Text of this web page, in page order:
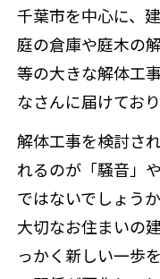
千葉市を中心に、
庭の倉庫や庭木の
等の大きな解体工
なさんに届けており
解体工事を検討さ
れるのが「騒音」
ではないでしょうか
大切なお住まいの
っかく新しい一歩